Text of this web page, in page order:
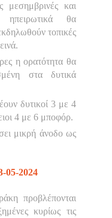
μεσημβρινές και
ηπειρωτικά θα
τοπικές
η ορατότητα θα
στα δυτικά
δυτικοί 3 με 4
4 με 6 μποφόρ.
μικρή άνοδο ως
2024
προβλέπονται
κυρίως τις